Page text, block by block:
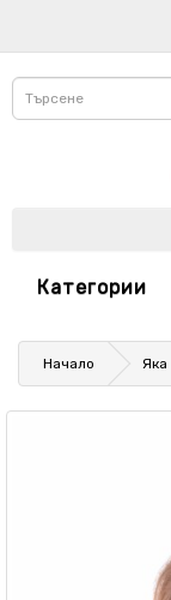
Категории
Начало Яка